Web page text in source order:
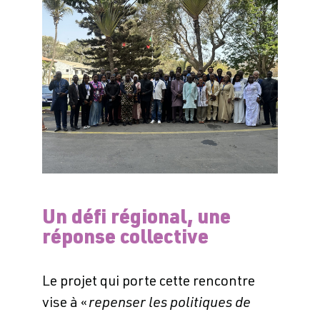
Un défi régional, une
réponse collective
Le projet qui porte cette rencontre
vise à « repenser les politiques de